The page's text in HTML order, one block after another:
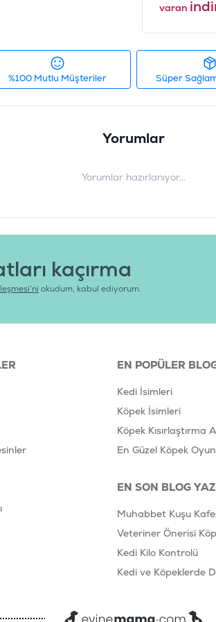
Tedarikçi
varan
%100 Mutlu Müşteriler Süper
Yorumlar
Yorumlar hazırlanıyor...
kaçırma
okudum, kabul ediyorum.
EN POPÜLER
Kedi İsimleri
Köpek İsimleri
Köpek Kısırlaştırma
En Güzel Köpek
EN SON BLOG
Muhabbet Kuşu
Veteriner Önerisi
Kedi Kilo Kontrolü
Kedi ve Köpeklerde